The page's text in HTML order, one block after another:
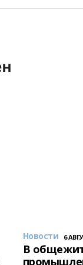
Новости 6
В